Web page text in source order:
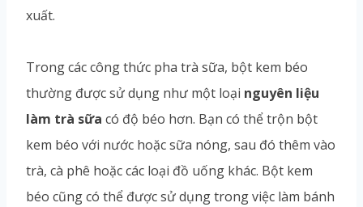
xuất.
Trong các công thức pha trà sữa, bột kem béo
thường được sử dụng như một loại nguyên liệu
làm trà sữa có độ béo hơn. Bạn có thể trộn bột
kem béo với nước hoặc sữa nóng, sau đó thêm vào
trà, cà phê hoặc các loại đồ uống khác. Bột kem
béo cũng có thể được sử dụng trong việc làm bánh